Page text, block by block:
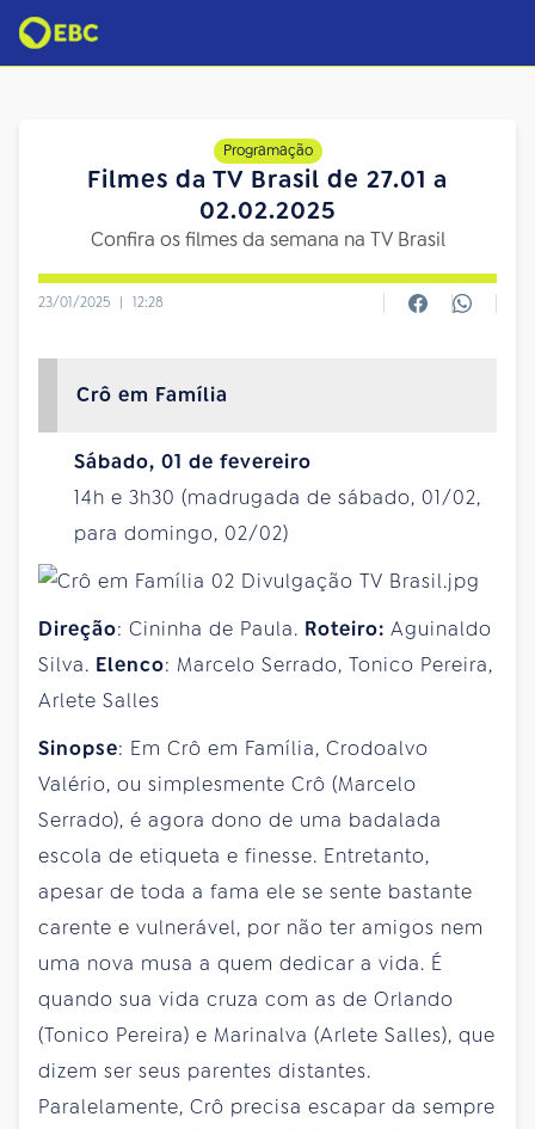
Programação
Filmes da TV Brasil de 27.01 a
02.02.2025
Confira os filmes da semana na TV Brasil
23/01/2025 | 12:28
Crô em Família
Sábado, 01 de fevereiro
14h e 3h30 (madrugada de sábado, 01/02,
para domingo, 02/02)
Direção: Cininha de Paula. Roteiro: Aguinaldo
Silva. Elenco: Marcelo Serrado, Tonico Pereira,
Arlete Salles
Sinopse: Em Crô em Família, Crodoalvo
Valério, ou simplesmente Crô (Marcelo
Serrado), é agora dono de uma badalada
escola de etiqueta e finesse. Entretanto,
apesar de toda a fama ele se sente bastante
carente e vulnerável, por não ter amigos nem
uma nova musa a quem dedicar a vida. É
quando sua vida cruza com as de Orlando
(Tonico Pereira) e Marinalva (Arlete Salles), que
dizem ser seus parentes distantes.
Paralelamente, Crô precisa escapar da sempre